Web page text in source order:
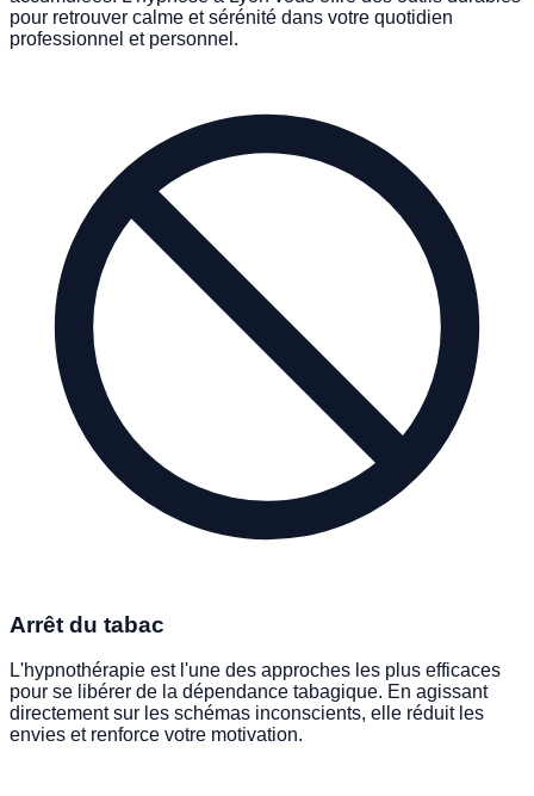
pour retrouver calme et sérénité dans votre quotidien
professionnel et personnel.
Arrêt du tabac
L'hypnothérapie est l'une des approches les plus efficaces
pour se libérer de la dépendance tabagique. En agissant
directement sur les schémas inconscients, elle réduit les
envies et renforce votre motivation.